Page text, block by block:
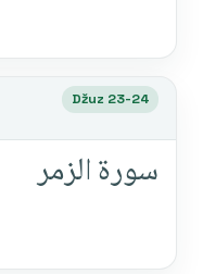
Džuz 23-24
سورة الزمر